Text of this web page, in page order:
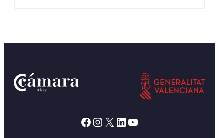
Facebook Instagram X LinkedIn YouTube